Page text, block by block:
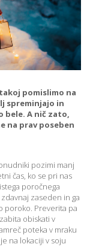
pomislimo na
spreminjajo in
bele. A nič zato,
na prav poseben
pozimi manj
čas, ko se pri nas
poročnega
zaseden in ga
poroko. Preverita pa
obiskati v
poteka v mraku
na lokaciji v soju